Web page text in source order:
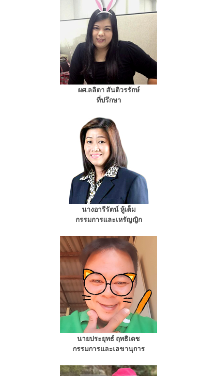
ผศ.ลลิตา สันติวรรักษ์
ที่ปรึกษา
นางอารีรัตน์ หู้เต็ม
กรรมการและเหรัญญิก
นายประยุทธ์ ฤทธิเดช
กรรมการและเลขานุการ